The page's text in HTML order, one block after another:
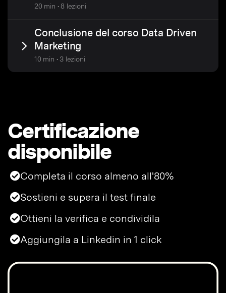
20 min • 8 lezioni
Conclusione del corso Data Driven
Marketing
10 min • 3 lezioni
Certificazione
disponibile
Completa il corso almeno all'80%
Sostieni e supera il test finale
Ottieni la verifica e condividila
Aggiungila a Linkedin in 1 click